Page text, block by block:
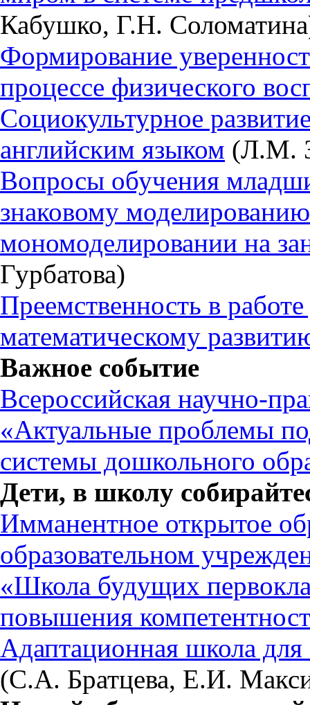
Кабушко, Г.Н.
Формирование
процессе физического
Социокультурное
английским языком (Л.М.
Вопросы обучения
знаковому
мономоделировании на
Гурбатова)
Преемственность в
математическому
Важное событие
Всероссийская научно-
«Актуальные проблемы
системы дошкольного
Дети, в школу
Имманентное открытое
образовательном
«Школа будущих
повышения
Адаптационная школа
(С.А. Братцева, Е.И.